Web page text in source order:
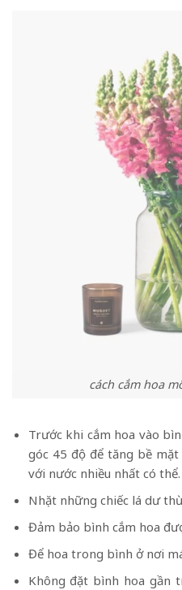
cách cắm hoa
Trước khi cắm hoa vào
góc 45 độ để tăng bề
với nước nhiều nhất có thể.
Nhặt những chiếc lá dư
Đảm bảo bình cắm hoa
Để hoa trong bình ở nơi
Không đặt bình hoa gần